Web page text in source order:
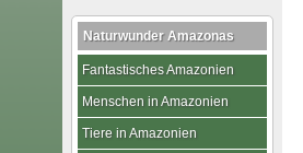
Naturwunder Amazonas
Fantastisches Amazonien
Menschen in Amazonien
Tiere in Amazonien